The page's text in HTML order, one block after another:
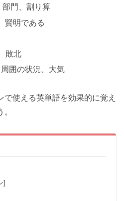
門、割り算
賢明である
敗北
囲の状況、大気
で使える英単語を効果的に覚え
]